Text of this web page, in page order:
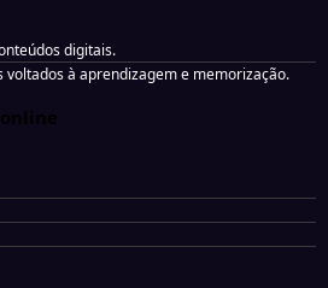
digitais.
voltados à aprendizagem e memorização.